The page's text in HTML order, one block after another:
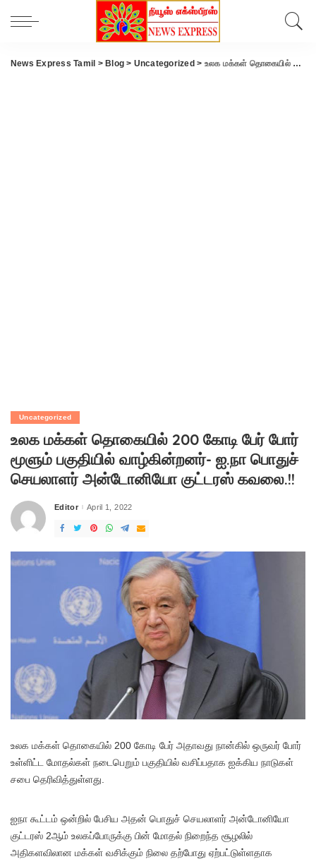
News Express Tamil > Blog > Uncategorized > உலக மக்கள் தொகையில் 200 கோடி பேர் போர் மூளும் பகுதியில் வாழ்கின்றனர்- ஐ.நா பொதுச் செயலாளர் அன்டோனியோ குட்டரஸ் கவலை.!!
Uncategorized
உலக மக்கள் தொகையில் 200 கோடி பேர் போர்
மூளும் பகுதியில் வாழ்கின்றனர்- ஐ.நா பொதுச்
செயலாளர் அன்டோனியோ குட்டரஸ் கவலை.!!
Posted
Editor April 1, 2022
உலக மக்கள் தொகையில் 200 கோடி பேர் அதாவது நான்கில் ஒருவர் போர்
உள்ளிட்ட மோதல்கள் நடைபெறும் பகுதியில் வசிப்பதாக ஐக்கிய நாடுகள்
சபை தெரிவித்துள்ளது.
ஐநா கூட்டம் ஒன்றில் பேசிய அதன் பொதுச் செயலாளர் அன்டோனியோ
குட்டரஸ் 2ஆம் உலகப்போருக்கு பின் மோதல் நிறைந்த சூழலில்
அதிகளவிலான மக்கள் வசிக்கும் நிலை தற்போது ஏற்பட்டுள்ளதாக